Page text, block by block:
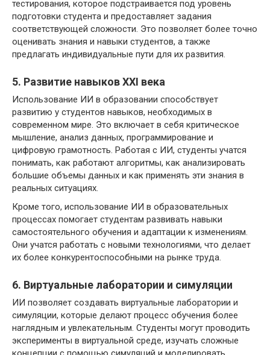
тестирования, которое подстраивается под уровень
подготовки студента и предоставляет задания
соответствующей сложности. Это позволяет более точно
оценивать знания и навыки студентов, а также
предлагать индивидуальные пути для их развития.
5. Развитие навыков XXI века
Использование ИИ в образовании способствует
развитию у студентов навыков, необходимых в
современном мире. Это включает в себя критическое
мышление, анализ данных, программирование и
цифровую грамотность. Работая с ИИ, студенты учатся
понимать, как работают алгоритмы, как анализировать
большие объемы данных и как применять эти знания в
реальных ситуациях.
Кроме того, использование ИИ в образовательных
процессах помогает студентам развивать навыки
самостоятельного обучения и адаптации к изменениям.
Они учатся работать с новыми технологиями, что делает
их более конкурентоспособными на рынке труда.
6. Виртуальные лаборатории и симуляции
ИИ позволяет создавать виртуальные лаборатории и
симуляции, которые делают процесс обучения более
наглядным и увлекательным. Студенты могут проводить
эксперименты в виртуальной среде, изучать сложные